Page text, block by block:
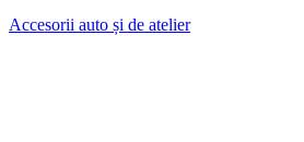
Accesorii auto și de atelier